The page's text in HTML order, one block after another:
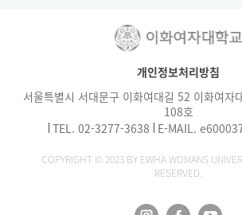
개인정보처리방침
서울특별시 서대문구 이화여대길 52 이화여자
108호
TEL. 02-3277-3638 E-MAIL.
COPYRIGHT © 2023 BY EWHA WOMANS
RESERVED.